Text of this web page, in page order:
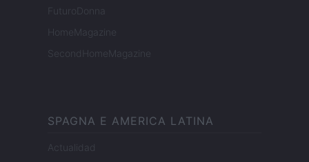
FuturoDonna
HomeMagazine
SecondHomeMagazine
SPAGNA E AMERICA LATINA
Actualidad